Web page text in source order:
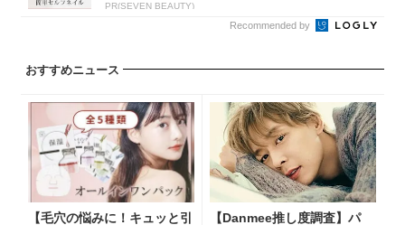
PR(SEVEN BEAUTY)
Recommended by
おすすめニュース
【毛穴の悩みに！キュッと引
【Danmee推し度調査】パ